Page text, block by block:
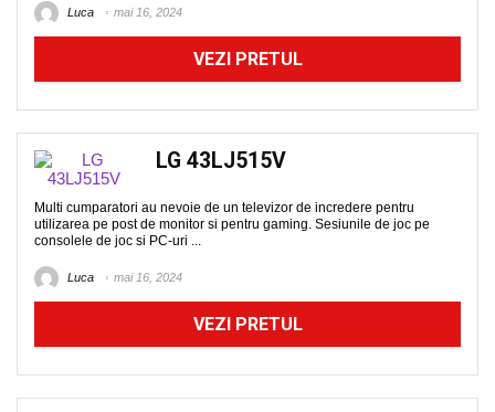
Luca mai 16, 2024
VEZI PRETUL
LG 43LJ515V
Multi cumparatori au nevoie de un televizor de incredere pentru
utilizarea pe post de monitor si pentru gaming. Sesiunile de joc pe
consolele de joc si PC-uri ...
Luca mai 16, 2024
VEZI PRETUL